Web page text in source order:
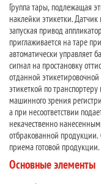
Группа тары, подлежащая
наклейки этикетки.
запуская привод
приглаживается на таре
автоматически управляет
сигнал на простановку
отданной
этикеткой по
машинного зрения
а при несоответствии
некачественно
отбракованной
приема готовой продукции.
Основные элементы